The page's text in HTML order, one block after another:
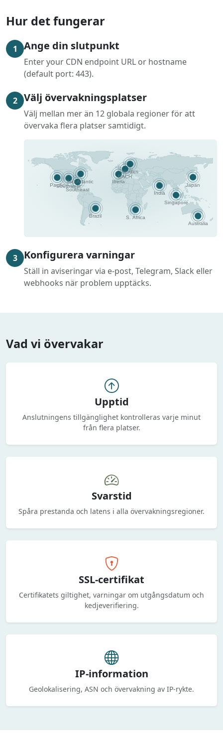
Hur det fungerar
1 Ange din slutpunkt
Enter your CDN endpoint URL or hostname
(default port: 443).
2 Välj övervakningsplatser
Välj mellan mer än 12 globala regioner för att
övervaka flera platser samtidigt.
3 Konfigurera varningar
Ställ in aviseringar via e-post, Telegram, Slack eller
webhooks när problem upptäcks.
Vad vi övervakar
Upptid
Anslutningens tillgänglighet kontrolleras varje minut
från flera platser.
Svarstid
Spåra prestanda och latens i alla övervakningsregioner.
SSL-certifikat
Certifikatets giltighet, varningar om utgångsdatum och
kedjeverifiering.
IP-information
Geolokalisering, ASN och övervakning av IP-rykte.